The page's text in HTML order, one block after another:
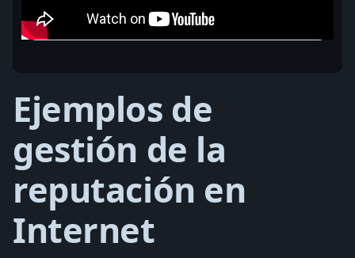
Ejemplos de
gestión de la
reputación en
Internet